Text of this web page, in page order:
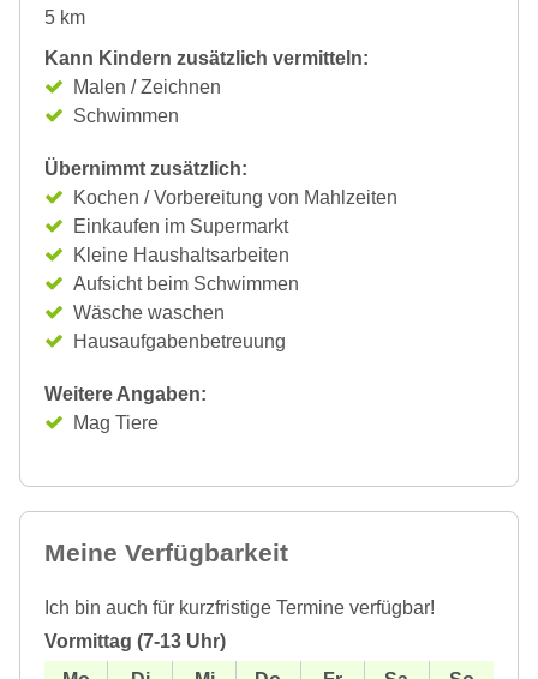
5 km
Kann Kindern zusätzlich vermitteln:
Malen / Zeichnen
Schwimmen
Übernimmt zusätzlich:
Kochen / Vorbereitung von Mahlzeiten
Einkaufen im Supermarkt
Kleine Haushaltsarbeiten
Aufsicht beim Schwimmen
Wäsche waschen
Hausaufgabenbetreuung
Weitere Angaben:
Mag Tiere
Meine Verfügbarkeit
Ich bin auch für kurzfristige Termine verfügbar!
Vormittag (7-13 Uhr)